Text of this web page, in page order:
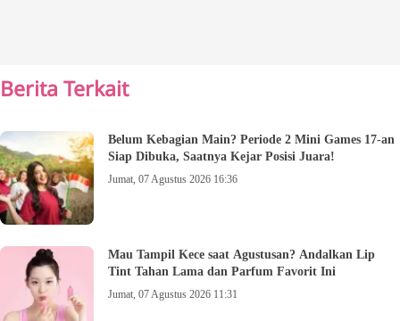
Berita Terkait
Belum Kebagian Main? Periode 2 Mini Games 17-an
Siap Dibuka, Saatnya Kejar Posisi Juara!
Jumat, 07 Agustus 2026 16:36
Mau Tampil Kece saat Agustusan? Andalkan Lip
Tint Tahan Lama dan Parfum Favorit Ini
Jumat, 07 Agustus 2026 11:31